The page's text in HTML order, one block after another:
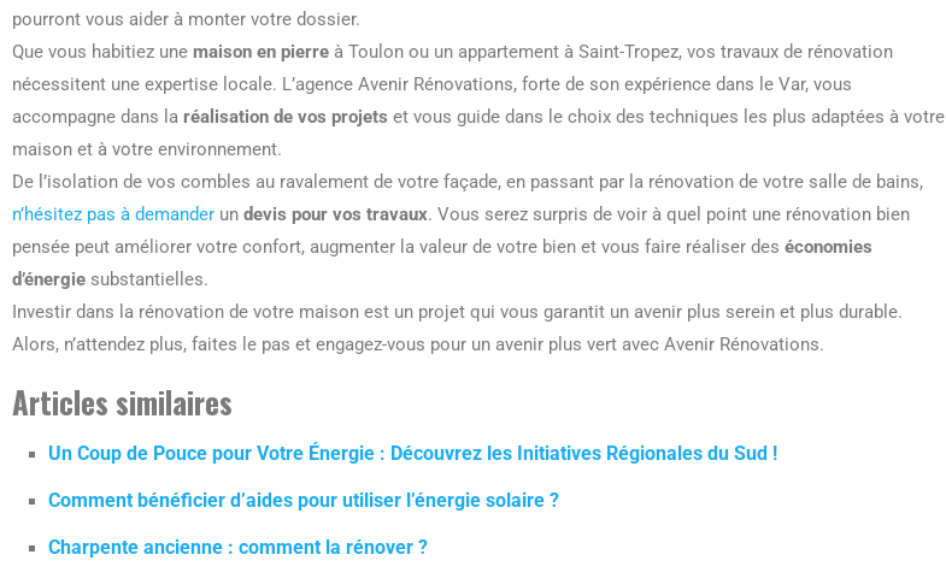
pourront vous aider à monter votre dossier.
Que vous habitiez une maison en pierre à Toulon ou un appartement à Saint-Tropez, vos travaux de rénovation
nécessitent une expertise locale. L’agence Avenir Rénovations, forte de son expérience dans le Var, vous
accompagne dans la réalisation de vos projets et vous guide dans le choix des techniques les plus adaptées à votre
maison et à votre environnement.
De l’isolation de vos combles au ravalement de votre façade, en passant par la rénovation de votre salle de bains,
n’hésitez pas à demander un devis pour vos travaux. Vous serez surpris de voir à quel point une rénovation bien
pensée peut améliorer votre confort, augmenter la valeur de votre bien et vous faire réaliser des économies
d’énergie substantielles.
Investir dans la rénovation de votre maison est un projet qui vous garantit un avenir plus serein et plus durable.
Alors, n’attendez plus, faites le pas et engagez-vous pour un avenir plus vert avec Avenir Rénovations.
Articles similaires
Un Coup de Pouce pour Votre Énergie : Découvrez les Initiatives Régionales du Sud !
Comment bénéficier d’aides pour utiliser l’énergie solaire ?
Charpente ancienne : comment la rénover ?